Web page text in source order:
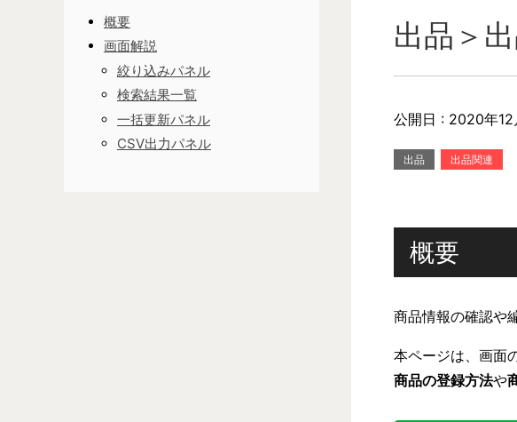
出品＞
公開日 : 2020年12
出品 出品関連
概要
商品情報の確認や
本ページは、画面
商品の登録方法や
概要
画面解説
絞り込みパネル
検索結果一覧
一括更新パネル
CSV出力パネル